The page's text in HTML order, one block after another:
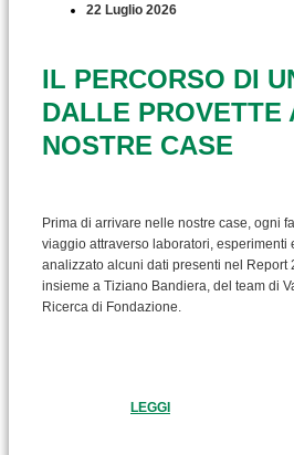
22 Luglio 2026
IL PERCORSO DI
DALLE PROVETTE
NOSTRE CASE
Prima di arrivare nelle nostre case, ogni
viaggio attraverso laboratori, esperimenti
analizzato alcuni dati presenti nel Report
insieme a Tiziano Bandiera, del team di
Ricerca di Fondazione.
LEGGI